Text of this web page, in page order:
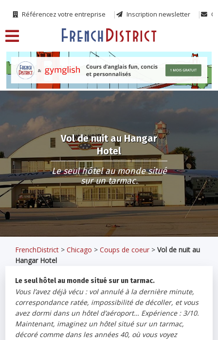
Référencez votre entreprise Inscription newsletter
Vol de nuit au Hangar
Hotel
Le seul hôtel au monde situé
sur un tarmac.
FrenchDistrict >Chicago >Coups de coeur >Vol de nuit au
Hangar Hotel
Le seul hôtel au monde situé sur un tarmac.
Vous l’avez déjà vécu : vol annulé à la dernière minute,
correspondance ratée, impossibilité de décoller, et vous
avez dormi dans un hôtel d’aéroport… Expérience : 3/10.
Maintenant, imaginez un hôtel situé sur un tarmac,
décoré comme dans les années 40, où vous voyez